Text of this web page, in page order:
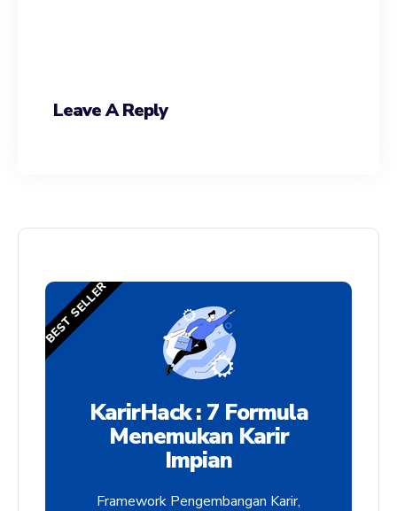
Leave A Reply
KarirHack : 7 Formula
Menemukan Karir
Impian
Framework Pengembangan Karir,
BEST SELLER